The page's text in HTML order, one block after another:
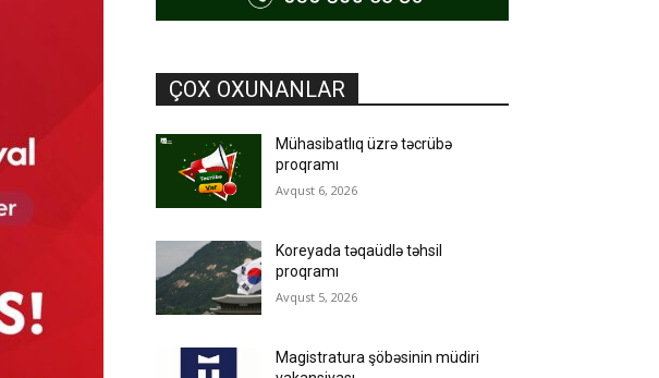
ÇOX OXUNANLAR
Mühasibatlıq üzrə təcrübə
proqramı
Avqust 6, 2026
Koreyada təqaüdlə təhsil
proqramı
Avqust 5, 2026
Magistratura şöbəsinin müdiri